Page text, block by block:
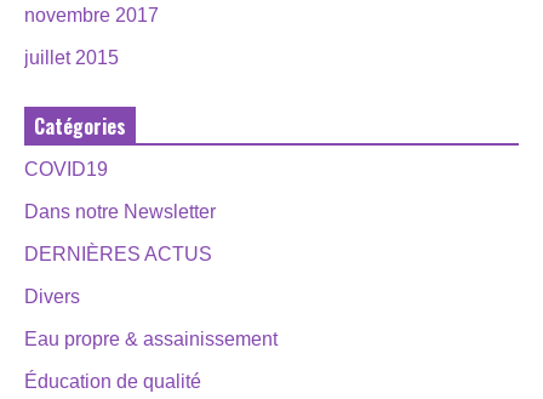
novembre 2017
juillet 2015
Catégories
COVID19
Dans notre Newsletter
DERNIÈRES ACTUS
Divers
Eau propre & assainissement
Éducation de qualité